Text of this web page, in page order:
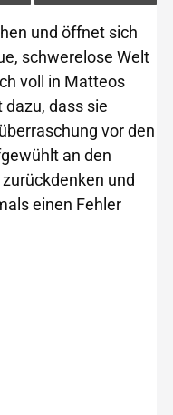
und öffnet sich
schwerelose Welt
voll in Matteos
dass sie
vor den
an den
und
einen Fehler